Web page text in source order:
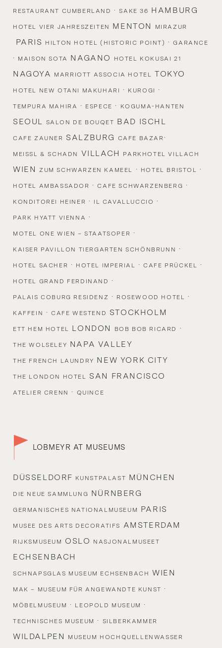
RESTAURANT CUMBERLAND ·SAKE 36 HAMBURG
HOTEL VIER JAHRESZEITEN MENTON MIRAZUR
PARIS HILTON HOTEL (HISTORIC POINT) ·GARANCE
· MAISON SOTA NAGANO HOTEL KOKUSAI 21
NAGOYA MARRIOTT ASSOCIA HOTEL TOKYO
HOTEL NEW OTANI MAKUHARI · KUROGI ·
TEMPURA MAHIRA · ESPECE · KOGUMA-HANTEN
SEOUL SALON DE BOUQET BAD ISCHL
CAFE ZAUNER SALZBURG CAFE BAZAR ·
MEISSL & SCHADN VILLACH PARKHOTEL VILLACH
WIEN ZUM SCHWARZEN KAMEEL · HOTEL BRISTOL ·
HOTEL AMBASSADOR ·CAFE SCHWARZENBERG ·
KONDITOREI HEINER · IL CAVALLUCCIO ·
PARK HYATT VIENNA ·
MOTEL ONE WIEN – STAATSOPER ·
KAISER PAVILLON TIERGARTEN SCHÖNBRUNN ·
HOTEL SACHER · HOTEL IMPERIAL ·CAFE PRÜCKEL ·
HOTEL GRAND FERDINAND ·
PALAIS COBURG RESIDENZ · ROSEWOOD HOTEL ·
KAFFEIN ·CAFE WESTEND STOCKHOLM
ETT HEM HOTEL LONDON BOB BOB RICARD ·
THE WOLSELEY NAPA VALLEY
THE FRENCH LAUNDRY NEW YORK CITY
THE LONDON HOTEL SAN FRANCISCO
ATELIER CRENN · QUINCE
LOBMEYR AT MUSEUMS
DÜSSELDORF KUNSTPALAST MÜNCHEN
DIE NEUE SAMMLUNG NÜRNBERG
GERMANISCHES NATIONALMUSEUM PARIS
MUSEE DES ARTS DECORATIFS AMSTERDAM
RIJKSMUSEUM OSLO NASJONALMUSEET
ECHSENBACH
SCHNAPSGLAS MUSEUM ECHSENBACH WIEN
MAK – MUSEUM FÜR ANGEWANDTE KUNST ·
MÖBELMUSEUM · LEOPOLD MUSEUM ·
TECHNISCHES MUSEUM · SILBERKAMMER
WILDALPEN MUSEUM HOCHQUELLENWASSER